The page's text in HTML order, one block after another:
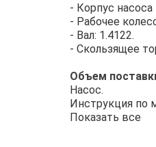
- Корпус
- Рабочее
- Вал: 1.4122.
- Скользящее
Объем
Насос.
Инструкция по
Показать все